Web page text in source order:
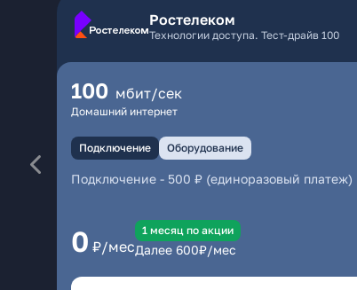
Ростелеком
Технологии доступа. Тест-драйв 100
100 мбит/сек
Домашний интернет
Подключение Оборудование
Подключение - 500 ₽ (единоразовый платеж)
0 ₽/мес
1 месяц по акции
Далее 600₽/мес